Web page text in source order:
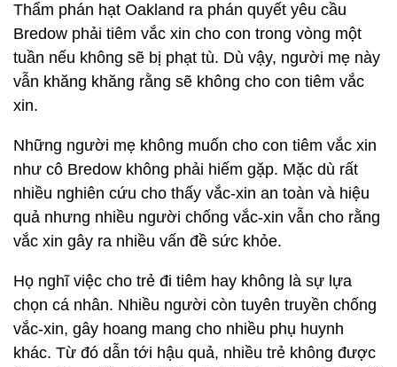
Thẩm phán hạt Oakland ra phán quyết yêu cầu
Bredow phải tiêm vắc xin cho con trong vòng một
tuần nếu không sẽ bị phạt tù. Dù vậy, người mẹ này
vẫn khăng khăng rằng sẽ không cho con tiêm vắc
xin.
Những người mẹ không muốn cho con tiêm vắc xin
như cô Bredow không phải hiếm gặp. Mặc dù rất
nhiều nghiên cứu cho thấy vắc-xin an toàn và hiệu
quả nhưng nhiều người chống vắc-xin vẫn cho rằng
vắc xin gây ra nhiều vấn đề sức khỏe.
Họ nghĩ việc cho trẻ đi tiêm hay không là sự lựa
chọn cá nhân. Nhiều người còn tuyên truyền chống
vắc-xin, gây hoang mang cho nhiều phụ huynh
khác. Từ đó dẫn tới hậu quả, nhiều trẻ không được